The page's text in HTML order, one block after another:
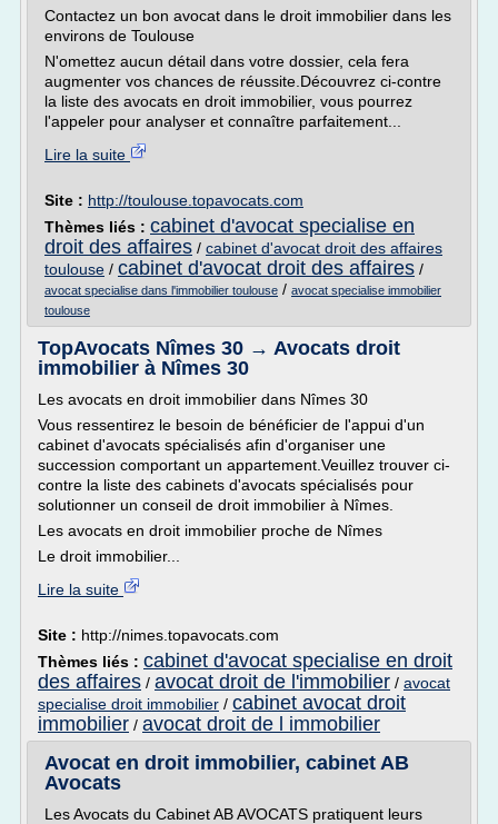
Contactez un bon avocat dans le droit immobilier dans les
environs de Toulouse
N'omettez aucun détail dans votre dossier, cela fera
augmenter vos chances de réussite.Découvrez ci-contre
la liste des avocats en droit immobilier, vous pourrez
l'appeler pour analyser et connaître parfaitement...
Lire la suite
Site : http://toulouse.topavocats.com
Thèmes liés : cabinet d'avocat specialise en
droit des affaires / cabinet d'avocat droit des affaires
toulouse / cabinet d'avocat droit des affaires /
avocat specialise dans l'immobilier toulouse / avocat specialise immobilier
toulouse
TopAvocats Nîmes 30 → Avocats droit
immobilier à Nîmes 30
Les avocats en droit immobilier dans Nîmes 30
Vous ressentirez le besoin de bénéficier de l'appui d'un
cabinet d'avocats spécialisés afin d'organiser une
succession comportant un appartement.Veuillez trouver ci-
contre la liste des cabinets d'avocats spécialisés pour
solutionner un conseil de droit immobilier à Nîmes.
Les avocats en droit immobilier proche de Nîmes
Le droit immobilier...
Lire la suite
Site : http://nimes.topavocats.com
Thèmes liés : cabinet d'avocat specialise en droit
des affaires / avocat droit de l'immobilier / avocat
specialise droit immobilier / cabinet avocat droit
immobilier / avocat droit de l immobilier
Avocat en droit immobilier, cabinet AB
Avocats
Les Avocats du Cabinet AB AVOCATS pratiquent leurs